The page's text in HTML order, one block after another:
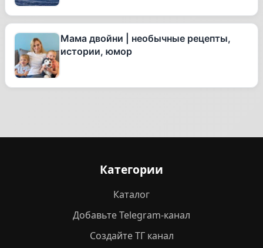
Мама двойни | необычные рецепты,
истории, юмор
Категории
Каталог
Добавьте Telegram-канал
Создайте ТГ канал